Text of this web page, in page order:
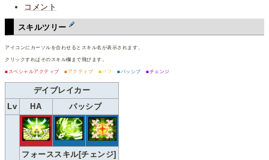
コメント
スキルツリー
アイコンにカーソルを合わせるとスキル名が表示されます。
クリックすればそのスキル欄まで飛びます。
■スペシャルアクティブ ■アクティブ ■バフ ■パッシブ ■チェンジ
デイブレイカー
Lv
HA パッシブ
フォーススキル[チェンジ]